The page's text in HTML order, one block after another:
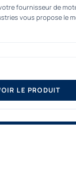
fournisseur de
vous propose le
LE PRODUIT